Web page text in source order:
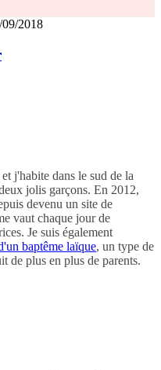
09/2018
j'habite dans le sud de la
jolis garçons. En 2012,
devenu un site de
vaut chaque jour de
Je suis également
baptême laïque, un type de
de plus en plus de parents.